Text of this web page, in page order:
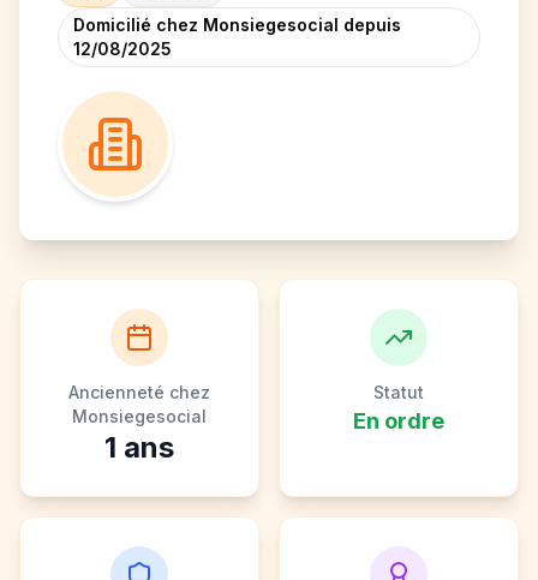
Domicilié chez Monsiegesocial depuis
12/08/2025
Ancienneté chez
Monsiegesocial
1 ans
Statut
En ordre